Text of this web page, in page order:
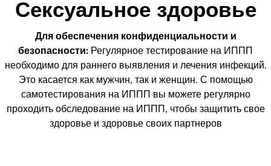
Сексуальное здоровье
Для обеспечения конфиденциальности и
безопасности: Регулярное тестирование на ИППП
необходимо для раннего выявления и лечения инфекций.
Это касается как мужчин, так и женщин. С помощью
самотестирования на ИППП вы можете регулярно
проходить обследование на ИППП, чтобы защитить свое
здоровье и здоровье своих партнеров